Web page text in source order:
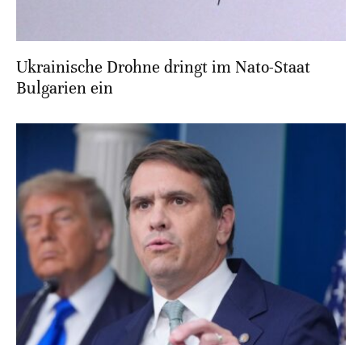
Ukrainische Drohne dringt im Nato-Staat
Bulgarien ein